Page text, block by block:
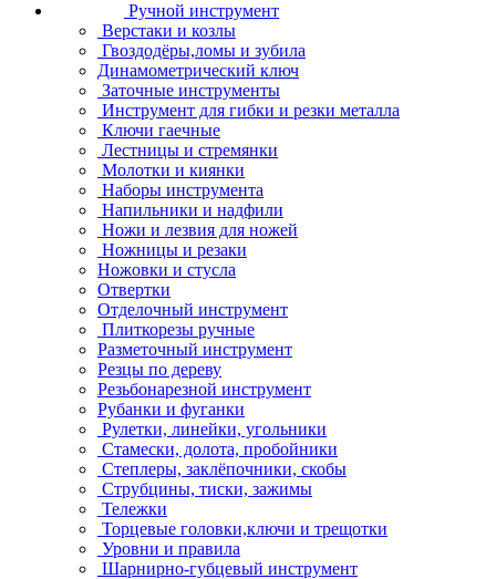
Ручной инструмент
Верстаки и козлы
Гвоздодёры,ломы и зубила
Динамометрический ключ
Заточные инструменты
Инструмент для гибки и резки металла
Ключи гаечные
Лестницы и стремянки
Молотки и киянки
Наборы инструмента
Напильники и надфили
Ножи и лезвия для ножей
Ножницы и резаки
Ножовки и стусла
Отвертки
Отделочный инструмент
Плиткорезы ручные
Разметочный инструмент
Резцы по дереву
Резьбонарезной инструмент
Рубанки и фуганки
Рулетки, линейки, угольники
Стамески, долота, пробойники
Степлеры, заклёпочники, скобы
Струбцины, тиски, зажимы
Тележки
Торцевые головки,ключи и трещотки
Уровни и правила
Шарнирно-губцевый инструмент